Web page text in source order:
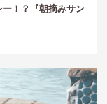
！？『朝摘みサン